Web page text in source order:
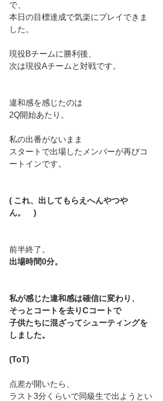
で、
本日の目標達成で気楽にプレイできま
した。
現役Bチームに勝利後、
次は現役Aチームと対戦です。
違和感を感じたのは
2Q開始あたり。
私の出番がないまま
スタートで出場したメンバーが再びコ
ートインです。
( これ、出してもらえへんやつや
ん。　)
前半終了。
出場時間0分。
私が感じた違和感は確信に変わり、
そっとコートを去りCコートで
子供たちに混ざってシューティングを
しました。
(ToT)
点差が開いたら、
ラスト3分くらいで同級生で出ようとい